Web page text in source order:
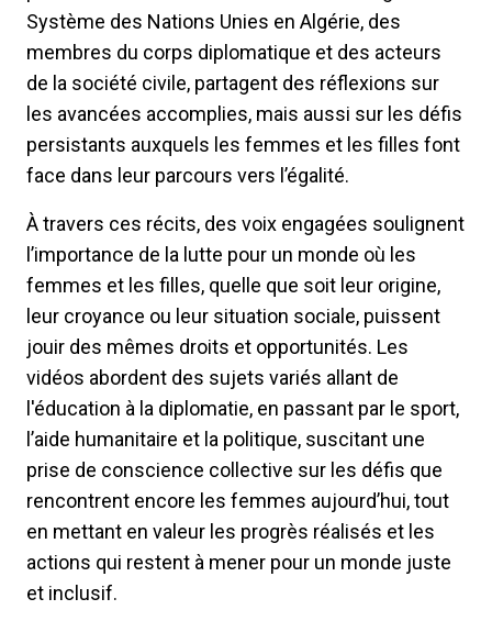
Système des Nations Unies en Algérie, des
membres du corps diplomatique et des acteurs
de la société civile, partagent des réflexions sur
les avancées accomplies, mais aussi sur les défis
persistants auxquels les femmes et les filles font
face dans leur parcours vers l’égalité.
À travers ces récits, des voix engagées soulignent
l’importance de la lutte pour un monde où les
femmes et les filles, quelle que soit leur origine,
leur croyance ou leur situation sociale, puissent
jouir des mêmes droits et opportunités. Les
vidéos abordent des sujets variés allant de
l'éducation à la diplomatie, en passant par le sport,
l’aide humanitaire et la politique, suscitant une
prise de conscience collective sur les défis que
rencontrent encore les femmes aujourd’hui, tout
en mettant en valeur les progrès réalisés et les
actions qui restent à mener pour un monde juste
et inclusif.